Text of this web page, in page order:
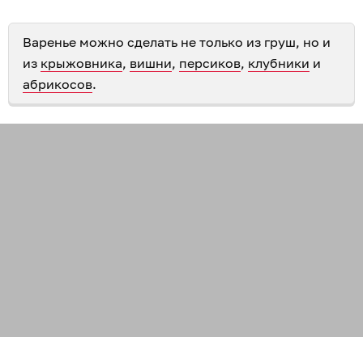
Варенье можно сделать не только из груш, но и
из крыжовника, вишни, персиков, клубники и
абрикосов.